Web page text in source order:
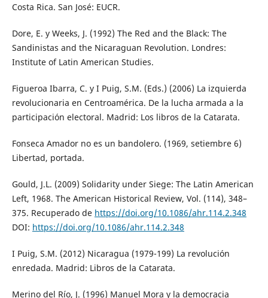
Costa Rica. San José: EUCR.
Dore, E. y Weeks, J. (1992) The Red and the Black: The
Sandinistas and the Nicaraguan Revolution. Londres:
Institute of Latin American Studies.
Figueroa Ibarra, C. y I Puig, S.M. (Eds.) (2006) La izquierda
revolucionaria en Centroamérica. De la lucha armada a la
participación electoral. Madrid: Los libros de la Catarata.
Fonseca Amador no es un bandolero. (1969, setiembre 6)
Libertad, portada.
Gould, J.L. (2009) Solidarity under Siege: The Latin American
Left, 1968. The American Historical Review, Vol. (114), 348–
375. Recuperado de https://doi.org/10.1086/ahr.114.2.348
DOI: https://doi.org/10.1086/ahr.114.2.348
I Puig, S.M. (2012) Nicaragua (1979-199) La revolución
enredada. Madrid: Libros de la Catarata.
Merino del Río, J. (1996) Manuel Mora y la democracia